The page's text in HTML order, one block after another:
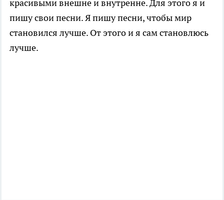
красивыми внешне и внутренне. Для этого я и
пишу свои песни. Я пишу песни, чтобы мир
становился лучше. От этого и я сам становлюсь
лучше.